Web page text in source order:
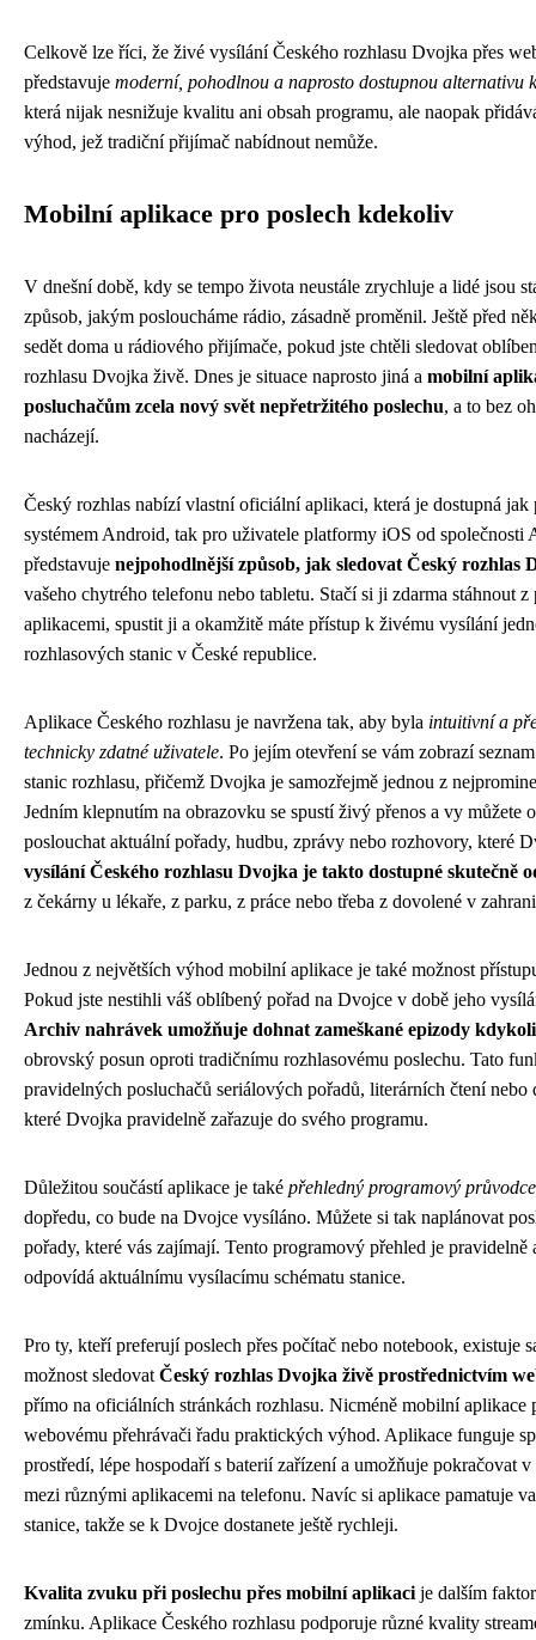
Celkově lze říci, že živé vysílání Českého rozhlasu Dvojka přes
představuje moderní, pohodlnou a naprosto dostupnou alternativu
která nijak nesnižuje kvalitu ani obsah programu, ale naopak
výhod, jež tradiční přijímač nabídnout nemůže.
Mobilní aplikace pro poslech kdekoliv
V dnešní době, kdy se tempo života neustále zrychluje a lidé jsou
způsob, jakým posloucháme rádio, zásadně proměnil. Ještě před
sedět doma u rádiového přijímače, pokud jste chtěli sledovat
rozhlasu Dvojka živě. Dnes je situace naprosto jiná a mobilní
posluchačům zcela nový svět nepřetržitého poslechu, a to bez
nacházejí.
Český rozhlas nabízí vlastní oficiální aplikaci, která je dostupná jak
systémem Android, tak pro uživatele platformy iOS od společnosti
představuje nejpohodlnější způsob, jak sledovat Český rozhlas
vašeho chytrého telefonu nebo tabletu. Stačí si ji zdarma stáhnout
aplikacemi, spustit ji a okamžitě máte přístup k živému vysílání
rozhlasových stanic v České republice.
Aplikace Českého rozhlasu je navržena tak, aby byla intuitivní a
technicky zdatné uživatele. Po jejím otevření se vám zobrazí
stanic rozhlasu, přičemž Dvojka je samozřejmě jednou z
Jedním klepnutím na obrazovku se spustí živý přenos a vy můžete
poslouchat aktuální pořady, hudbu, zprávy nebo rozhovory, které
vysílání Českého rozhlasu Dvojka je takto dostupné skutečně
z čekárny u lékaře, z parku, z práce nebo třeba z dovolené v
Jednou z největších výhod mobilní aplikace je také možnost
Pokud jste nestihli váš oblíbený pořad na Dvojce v době jeho
Archiv nahrávek umožňuje dohnat zameškané epizody
obrovský posun oproti tradičnímu rozhlasovému poslechu. Tato
pravidelných posluchačů seriálových pořadů, literárních čtení
které Dvojka pravidelně zařazuje do svého programu.
Důležitou součástí aplikace je také přehledný programový průvodce
dopředu, co bude na Dvojce vysíláno. Můžete si tak naplánovat
pořady, které vás zajímají. Tento programový přehled je pravidelně
odpovídá aktuálnímu vysílacímu schématu stanice.
Pro ty, kteří preferují poslech přes počítač nebo notebook, existuje
možnost sledovat Český rozhlas Dvojka živě prostřednictvím
přímo na oficiálních stránkách rozhlasu. Nicméně mobilní aplikace
webovému přehrávači řadu praktických výhod. Aplikace funguje
prostředí, lépe hospodaří s baterií zařízení a umožňuje pokračovat
mezi různými aplikacemi na telefonu. Navíc si aplikace pamatuje
stanice, takže se k Dvojce dostanete ještě rychleji.
Kvalita zvuku při poslechu přes mobilní aplikaci je dalším
zmínku. Aplikace Českého rozhlasu podporuje různé kvality